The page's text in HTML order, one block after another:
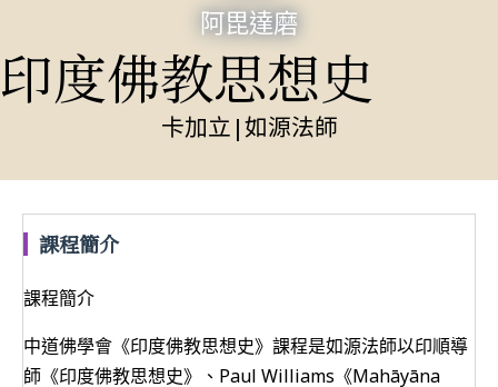
阿毘達磨
印度佛教思想史
卡加立 |如源法師
課程簡介
課程簡介
中道佛學會《印度佛教思想史》課程是如源法師以印順導
師《印度佛教思想史》、Paul Williams《Mahāyāna